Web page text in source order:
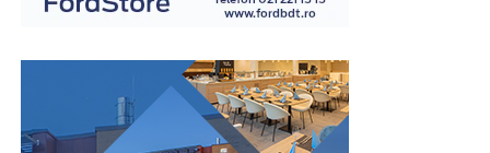
sport, școli, spitale sau alte instituții unde fluxul de
persoane este ridicat. Spațiul economisit poate fi utilizat
pentru bănci, culoare de acces sau alte echipamente
necesare funcționării vestiarului.